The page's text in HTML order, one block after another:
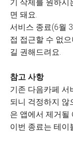
기 삭제를 원하시
면 돼요.
서비스 종료(6월
접 접근할 수 없
길 권해드려요.
참고 사항
기존 다음카페 서
되니 걱정하지 않
은 앱에서 제거될
이번 종료는 테이